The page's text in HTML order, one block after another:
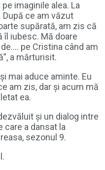
imaginile alea. La
ce am văzut
supărată, am zis că
îl iubesc. Mă doare
pe Cristina când am
a mărturisit.
mai aduce aminte. Eu
am zis, dar și acum mă
ea.
și un dialog intre
care a dansat la
sezonul 9.